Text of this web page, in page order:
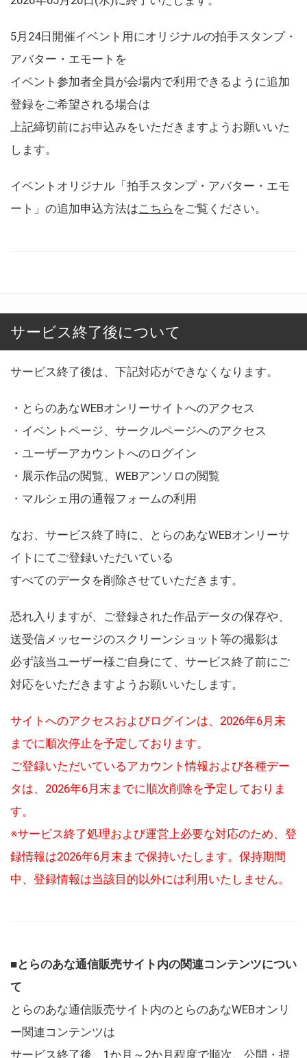
5月24日開催イベント用にオリジナルの拍手スタンプ・
アバター・エモートを
イベント参加者全員が会場内で利用できるように追加
登録をご希望される場合は
上記締切前にお申込みをいただきますようお願いいた
します。
イベントオリジナル「拍手スタンプ・アバター・エモ
ート」の追加申込方法はこちら をご覧ください。
サービス終了後について
サービス終了後は、下記対応ができなくなります。
・とらのあなWEBオンリーサイトへのアクセス
・イベントページ、サークルページへのアクセス
・ユーザーアカウントへのログイン
・展示作品の閲覧、WEBアンソロの閲覧
・マルシェ用の通報フォームの利用
なお、サービス終了時に、とらのあなWEBオンリーサ
イトにてご登録いただいている
すべてのデータを削除させていただきます。
恐れ入りますが、ご登録された作品データの保存や、
送受信メッセージのスクリーンショット等の撮影は
必ず該当ユーザー様ご自身にて、サービス終了前にご
対応をいただきますようお願いいたします。
サイトへのアクセスおよびログインは、2026年6月末
までに順次停止を予定しております。
ご登録いただいているアカウント情報および各種デー
タは、2026年6月末までに順次削除を予定しておりま
す。
※サービス終了処理および運営上必要な対応のため、登
録情報は2026年6月末まで保持いたします。保持期間
中、登録情報は当該目的以外には利用いたしません。
■とらのあな通信販売サイト内の関連コンテンツについ
て
とらのあな通信販売サイト内のとらのあなWEBオンリ
ー関連コンテンツは
サービス終了後、1か月～2か月程度で順次、公開・提